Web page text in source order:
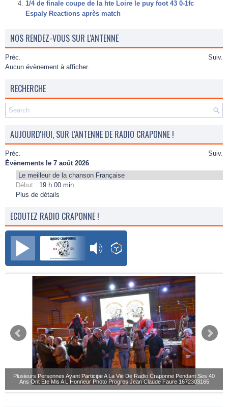
1/4 de finale coupe de la hte Loire le puy foot 43 0-1fc
Espaly Reactions après match
NOS RENDEZ-VOUS SUR L'ANTENNE
Préc.
Suiv.
Aucun évènement à afficher.
RECHERCHE
AUJOURD'HUI, SUR L'ANTENNE DE RADIO CRAPONNE !
Préc.
Suiv.
Évènements le 7 août 2026
Le meilleur de la chanson Française
Début : 19 h 00 min
Plus de détails
ECOUTEZ RADIO CRAPONNE !
Radio Craponne FM
Plusieurs Personnes Ayant Participe A La Vie De Radio Craponne Pendant Ses 40
Ans Ont Ete Mis A L Honneur Photo Progres Jean Claude Faure 1672303165